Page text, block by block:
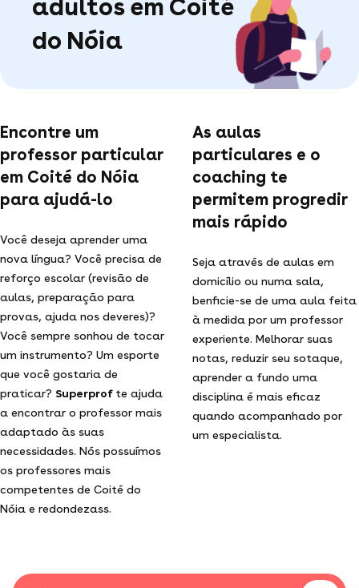
adultos em Coité
do Nóia
Encontre um
professor particular
em Coité do Nóia
para ajudá-lo
Você deseja aprender uma
nova língua? Você precisa de
reforço escolar (revisão de
aulas, preparação para
provas, ajuda nos deveres)?
Você sempre sonhou de tocar
um instrumento? Um esporte
que você gostaria de
praticar? Superprof te ajuda
a encontrar o professor mais
adaptado às suas
necessidades. Nós possuímos
os professores mais
competentes de Coité do
Nóia e redondezass.
As aulas
particulares e o
coaching te
permitem progredir
mais rápido
Seja através de aulas em
domicílio ou numa sala,
benficie-se de uma aula feita
à medida por um professor
experiente. Melhorar suas
notas, reduzir seu sotaque,
aprender a fundo uma
disciplina é mais eficaz
quando acompanhado por
um especialista.